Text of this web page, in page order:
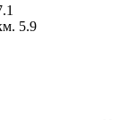
5.9